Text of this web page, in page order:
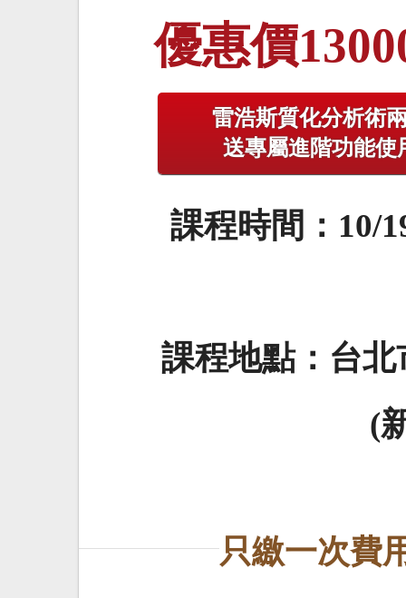
優惠價
雷浩斯質化分析術
送專屬進階功能使
課程時間：10/
課程地點：台
(
只繳一次費